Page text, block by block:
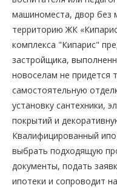
машиноместа, двор без
территорию ЖК
комплекса "Кипарис"
застройщика,
новоселам не придется
самостоятельную
установку сантехники,
покрытий и
Квалифицированный
выбрать подходящую
документы, подать
ипотеки и сопроводит